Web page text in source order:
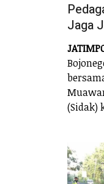
Jaga
(Sidak)